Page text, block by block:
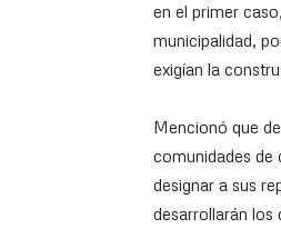
en el primer
municipalidad,
exigían la
Mencionó que
comunidades de
designar a sus
desarrollarán los